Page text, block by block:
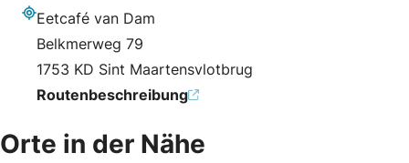
Eetcafé van Dam
Belkmerweg 79
1753 KD Sint Maartensvlotbrug
Routenbeschreibung
Orte in der Nähe